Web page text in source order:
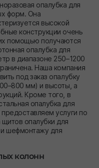
опалубка для
форм. Она
высокой
конструкции очень
помощью получаются
опалубка для
в диапазоне 250–1200
Наша компания
под заказ опалубку
мм) и высоты, а
Кроме того, в
опалубка для
услуги по
опалубки для
и шефмонтажу для
колонн